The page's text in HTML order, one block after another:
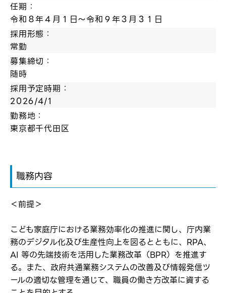
任期：
令和８年４月１日～令和９年３月３１日
採用形態：
常勤
募集締切：
随時
採用予定時期：
2026/4/1
勤務地：
東京都千代田区
職務内容
＜前提＞
こども家庭庁における業務効率化の推進に関し、庁内業
務のデジタル化及び生産性向上を図るとともに、RPA、
AI 等の先端技術を活用した業務改革（BPR）を推進す
る。また、政府共通業務システムの改善及び情報発信ツ
ールの適切な管理を通じて、職員の働き方改革に資する